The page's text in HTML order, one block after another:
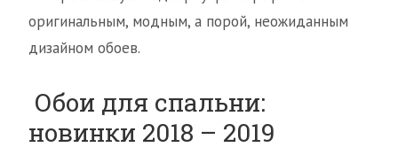
оригинальным, модным, а порой, неожиданным
дизайном обоев.
Обои для спальни:
новинки 2018 – 2019